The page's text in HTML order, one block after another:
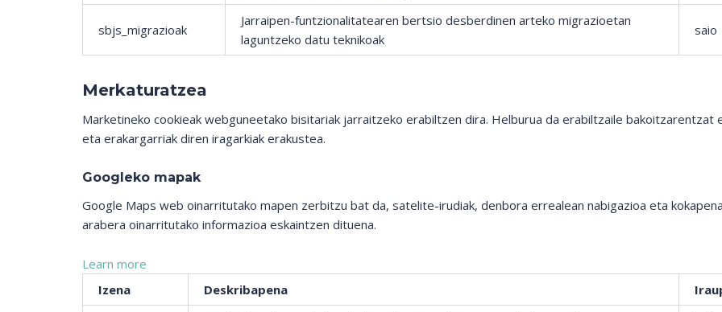
sbjs_migrazioak
Jarraipen-funtzionalitatearen bertsio desberdinen arteko migrazioetan
laguntzeko datu teknikoak
saio
Merkaturatzea
Marketineko cookieak webguneetako bisitariak jarraitzeko erabiltzen dira. Helburua da erabiltzaile bakoitzarentzat
eta erakargarriak diren iragarkiak erakustea.
Googleko mapak
Google Maps web oinarritutako mapen zerbitzu bat da, satelite-irudiak, denbora errealean nabigazioa eta
arabera oinarritutako informazioa eskaintzen dituena.
Learn more
Izena
Deskribapena